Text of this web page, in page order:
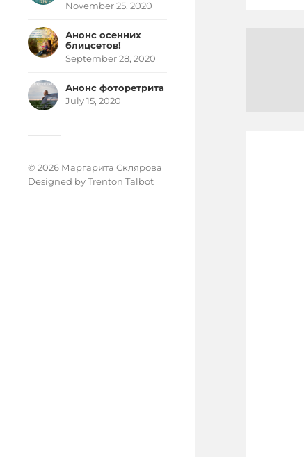
November 25, 2020
Анонс осенних
блицсетов!
September 28, 2020
Анонс фоторетрита
July 15, 2020
© 2026 Маргарита Склярова
Designed byTrenton Talbot